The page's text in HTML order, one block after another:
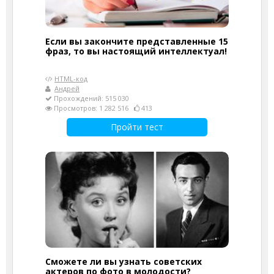
Если вы закончите представленные 15
фраз, то вы настоящий интеллектуал!
HTML-код
Андрей
Прохождений: 515 030
Просмотров: 1 282 516
413
Пройти тест
Сможете ли вы узнать советских
актеров по фото в молодости?